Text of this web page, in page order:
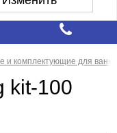
и комплектующие для ванн
kit-100